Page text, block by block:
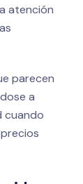
atención
parecen
a
cuando